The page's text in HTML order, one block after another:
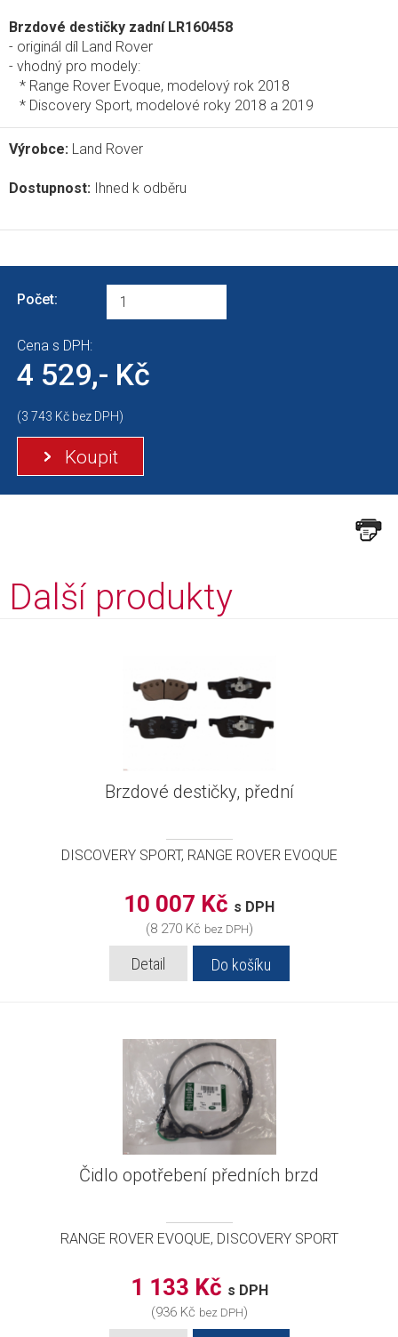
Brzdové destičky zadní LR160458
- originál díl Land Rover
- vhodný pro modely:
* Range Rover Evoque, modelový rok 2018
* Discovery Sport, modelové roky 2018 a 2019
Výrobce: Land Rover
Dostupnost: Ihned k odběru
Počet:
Cena s DPH:
4 529,- Kč
(3 743 Kč bez DPH)
Koupit
Další produkty
Brzdové destičky, přední
DISCOVERY SPORT, RANGE ROVER EVOQUE
10 007 Kč s DPH
(8 270 Kč bez DPH)
Detail Do košíku
Čidlo opotřebení předních brzd
RANGE ROVER EVOQUE, DISCOVERY SPORT
1 133 Kč s DPH
(936 Kč bez DPH)